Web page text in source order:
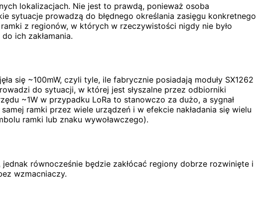
lokalizacjach. Nie jest to prawdą, ponieważ osoba
sytuacje prowadzą do błędnego określania zasięgu konkretnego
z regionów, w których w rzeczywistości nigdy nie było
ich zakłamania.
się ~100mW, czyli tyle, ile fabrycznie posiadają moduły SX1262
do sytuacji, w której jest słyszalne przez odbiorniki
~1W w przypadku LoRa to stanowczo za dużo, a sygnał
ramki przez wiele urządzeń i w efekcie nakładania się wielu
ramki lub znaku wywoławczego).
równocześnie będzie zakłócać regiony dobrze rozwinięte i
wzmacniaczy.